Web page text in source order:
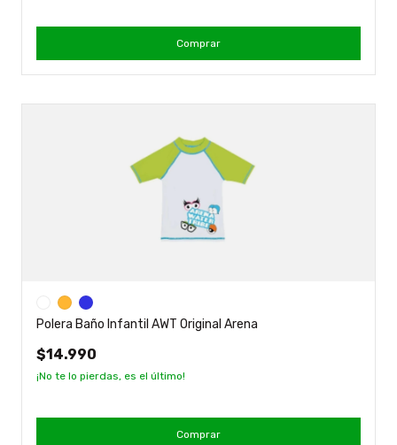
Comprar
Polera Baño Infantil AWT Original Arena
$14.990
¡No te lo pierdas, es el último!
Comprar